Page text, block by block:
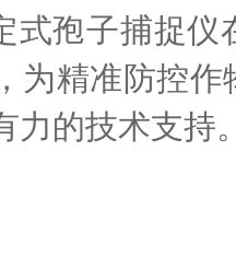
式孢子捕捉仪
为精准防控
力的技术支持